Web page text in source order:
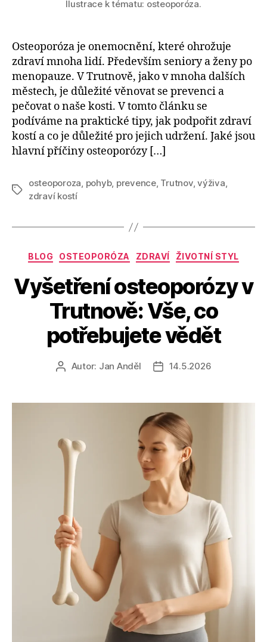
Ilustrace k tématu: osteoporóza.
Osteoporóza je onemocnění, které ohrožuje
zdraví mnoha lidí. Především seniory a ženy po
menopauze. V Trutnově, jako v mnoha dalších
městech, je důležité věnovat se prevenci a
pečovat o naše kosti. V tomto článku se
podíváme na praktické tipy, jak podpořit zdraví
kostí a co je důležité pro jejich udržení. Jaké jsou
hlavní příčiny osteoporózy […]
Štítky
osteoporoza, pohyb, prevence, Trutnov,výživa,
zdraví kostí
Rubriky
BLOG OSTEOPORÓZA ZDRAVÍ ŽIVOTNÍ STYL
Vyšetření osteoporózy v
Trutnově: Vše, co
potřebujete vědět
AutorAutor: Jan Anděl
Datum
14.5.2026